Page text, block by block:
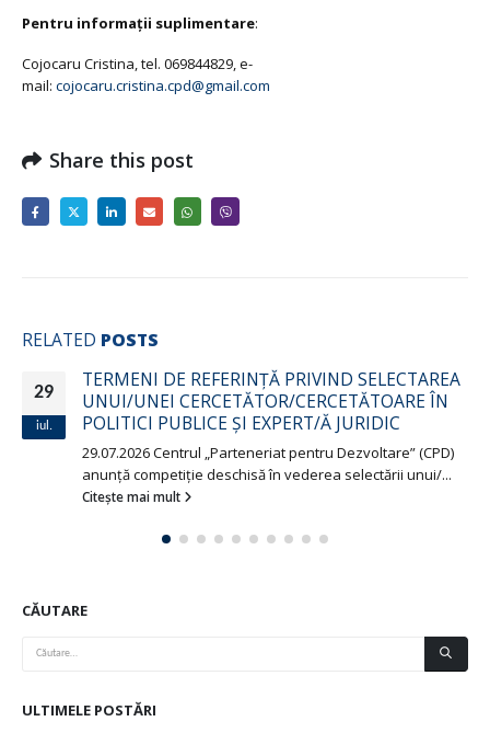
Pentru informații suplimentare:
Cojocaru Cristina, tel. 069844829, e-
mail: cojocaru.cristina.cpd@gmail.com
Share this post
RELATED POSTS
29
iul.
TERMENI DE REFERINȚĂ PRIVIND SELECTAREA
UNUI/UNEI CERCETĂTOR/CERCETĂTOARE ÎN
POLITICI PUBLICE ȘI EXPERT/Ă JURIDIC
29.07.2026 Centrul „Parteneriat pentru Dezvoltare” (CPD)
anunță competiție deschisă în vederea selectării unui/...
Citește mai mult
CĂUTARE
ULTIMELE POSTĂRI